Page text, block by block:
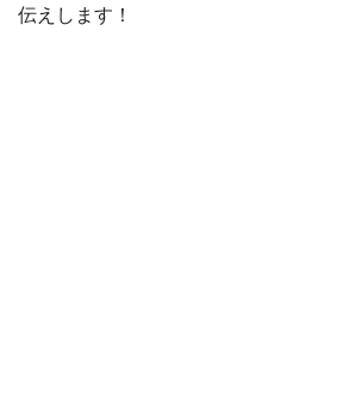
伝えします！